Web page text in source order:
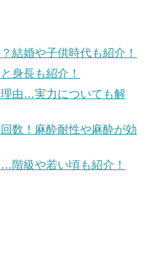
結婚や子供時代も紹介！
身長も紹介！
由…実力についても解
数！麻酔耐性や麻酔が効
階級や若い頃も紹介！